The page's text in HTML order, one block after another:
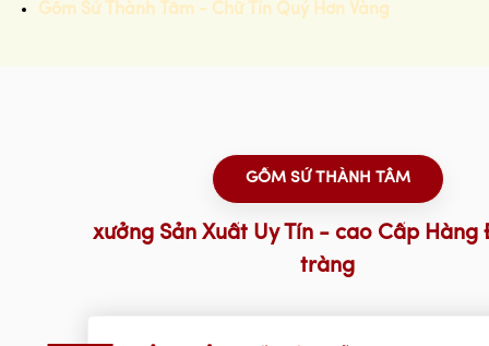
Gốm Sứ Thành Tâm - Chữ Tín Quý Hơn Vàng
GỐM SỨ THÀNH TÂM
xưởng Sản Xuất Uy Tín - cao Cấp Hàng
tràng